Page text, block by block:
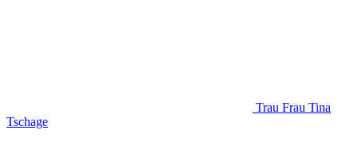
Trau Frau Tina
Tschage